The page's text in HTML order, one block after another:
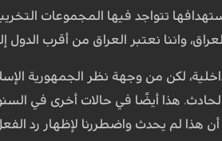
تتواجد فيها المجموعات
واننا نعتبر العراق من أقرب الدول
لكن من وجهة نظر الجمهورية
هذا أيضًا في حالات أخرى في
أن هذا لم يحدث واضطررنا لإظهار رد